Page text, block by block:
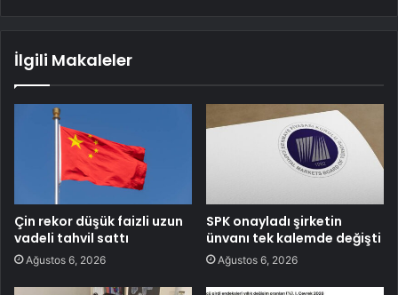
İlgili Makaleler
Çin rekor düşük faizli uzun
vadeli tahvil sattı
Ağustos 6, 2026
SPK onayladı şirketin
ünvanı tek kalemde değişti
Ağustos 6, 2026